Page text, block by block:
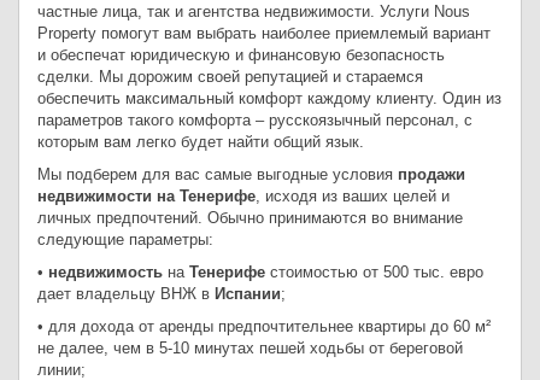
частные лица, так и агентства недвижимости. Услуги Nous
Property помогут вам выбрать наиболее приемлемый вариант
и обеспечат юридическую и финансовую безопасность
сделки. Мы дорожим своей репутацией и стараемся
обеспечить максимальный комфорт каждому клиенту. Один из
параметров такого комфорта – русскоязычный персонал, с
которым вам легко будет найти общий язык.
Мы подберем для вас самые выгодные условия продажи
недвижимости на Тенерифе, исходя из ваших целей и
личных предпочтений. Обычно принимаются во внимание
следующие параметры:
• недвижимость на Тенерифе стоимостью от 500 тыс. евро
дает владельцу ВНЖ в Испании;
• для дохода от аренды предпочтительнее квартиры до 60 м²
не далее, чем в 5-10 минутах пешей ходьбы от береговой
линии;